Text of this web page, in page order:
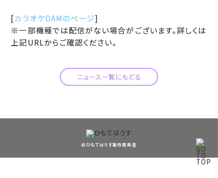
[カラオケDAMのページ]
※一部機種では配信がない場合がございます。詳しくは
上記URLからご確認ください。
ニュース一覧にもどる
©ひもてはうす製作委員会